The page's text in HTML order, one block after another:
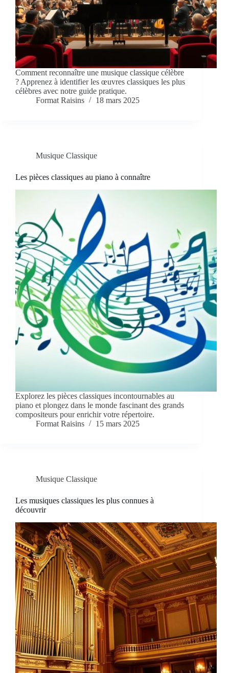
Comment reconnaître une musique classique célèbre
? Apprenez à identifier les œuvres classiques les plus
célèbres avec notre guide pratique.
Format Raisins
18 mars 2025
Musique Classique
Les pièces classiques au piano à connaître
Explorez les pièces classiques incontournables au
piano et plongez dans le monde fascinant des grands
compositeurs pour enrichir votre répertoire.
Format Raisins
15 mars 2025
Musique Classique
Les musiques classiques les plus connues à
découvrir